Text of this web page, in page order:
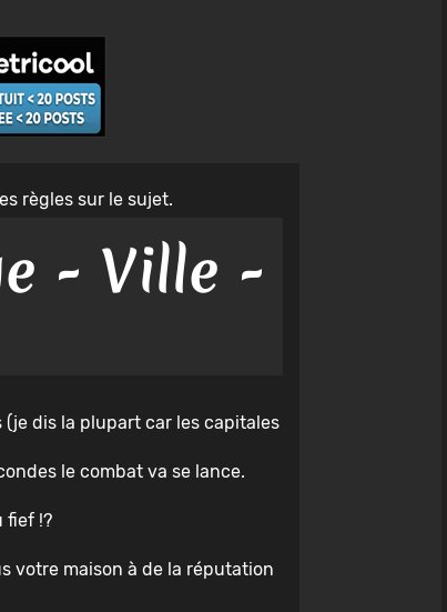
règles sur le sujet.
- Ville -
dis la plupart car les capitales
le combat va se lance.
fief !?
votre maison à de la réputation